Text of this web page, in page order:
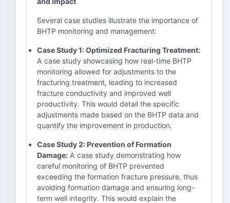
Several case studies illustrate the importance of
BHTP monitoring and management:
Case Study 1: Optimized Fracturing Treatment:
A case study showcasing how real-time BHTP
monitoring allowed for adjustments to the
fracturing treatment, leading to increased
fracture conductivity and improved well
productivity. This would detail the specific
adjustments made based on the BHTP data and
quantify the improvement in production.
Case Study 2: Prevention of Formation
Damage: A case study demonstrating how
careful monitoring of BHTP prevented
exceeding the formation fracture pressure, thus
avoiding formation damage and ensuring long-
term well integrity. This would explain the